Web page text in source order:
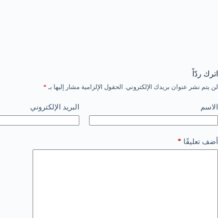
اترك ردّاً
لن يتم نشر عنوان بريدك الإلكتروني. الحقول الإلزامية مشار إليها بـ *
الاسم البريد الإلكتروني
أضف تعليقًا *